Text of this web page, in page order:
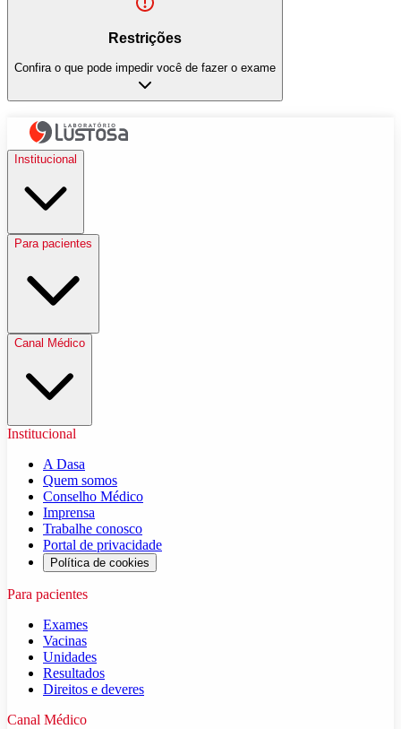
Restrições
Confira o que pode impedir você de fazer o exame
Institucional
Para pacientes
Canal Médico
Institucional
A Dasa
Quem somos
Conselho Médico
Imprensa
Trabalhe conosco
Portal de privacidade
Política de cookies
Para pacientes
Exames
Vacinas
Unidades
Resultados
Direitos e deveres
Canal Médico